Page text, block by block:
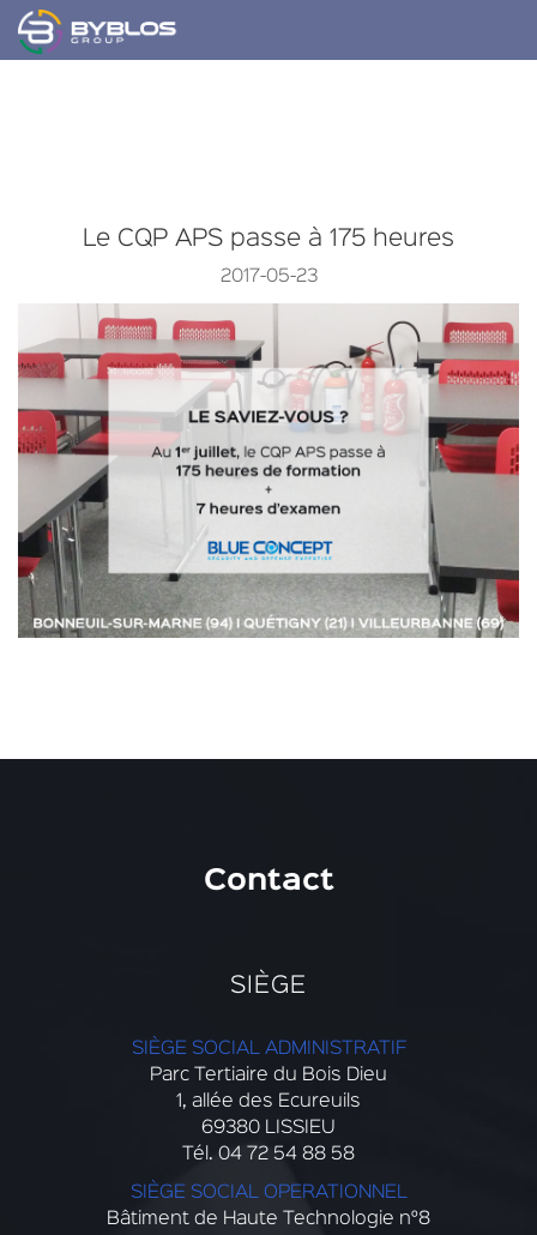
Le CQP APS passe à 175 heures
2017-05-23
Contact
SIÈGE
SIÈGE SOCIAL ADMINISTRATIF
Parc Tertiaire du Bois Dieu
1, allée des Ecureuils
69380 LISSIEU
Tél. 04 72 54 88 58
SIÈGE SOCIAL OPERATIONNEL
Bâtiment de Haute Technologie n°8